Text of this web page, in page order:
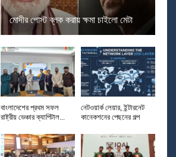
মোদীর পোস্ট ব্লক করায় ক্ষমা চাইলো মেটা
বাংলাদেশের প্রথম সফল
রাষ্ট্রীয় ভেঞ্চার ক্যাপিটাল...
নেটওয়ার্ক লেয়ার, ইন্টারনেট
কানেকশনের পেছনের গল্প